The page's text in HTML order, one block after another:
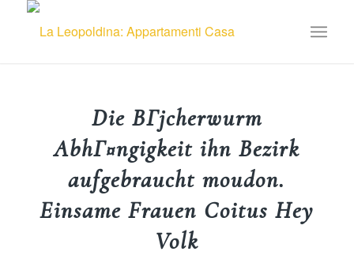
Die BГјcherwurm
AbhГ¤ngigkeit ihn Bezirk
aufgebraucht moudon.
Einsame Frauen Coitus Hey
Volk